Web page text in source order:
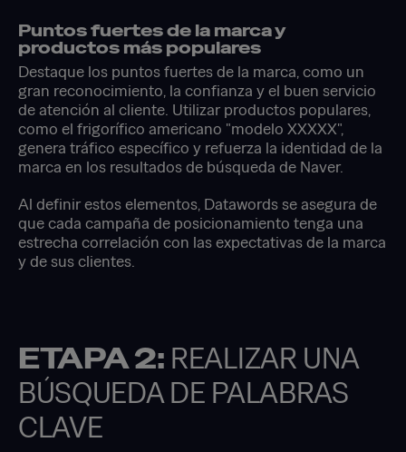
Puntos fuertes de la marca y
productos más populares
Destaque los puntos fuertes de la marca, como un
gran reconocimiento, la confianza y el buen servicio
de atención al cliente. Utilizar productos populares,
como el frigorífico americano "modelo XXXXX",
genera tráfico específico y refuerza la identidad de la
marca en los resultados de búsqueda de Naver.
Al definir estos elementos, Datawords se asegura de
que cada campaña de posicionamiento tenga una
estrecha correlación con las expectativas de la marca
y de sus clientes.
ETAPA 2: REALIZAR UNA
BÚSQUEDA DE PALABRAS
CLAVE